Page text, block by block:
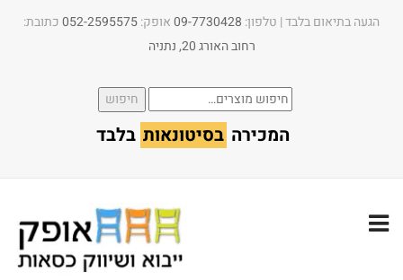
הגעה בתיאום בלבד | טלפון:​ 09-7730428אופק:052-2595575כתובת:
רחוב האורג 20, נתניה
חיפוש
עבור:
חיפוש
המכירה בסיטונאות בלבד